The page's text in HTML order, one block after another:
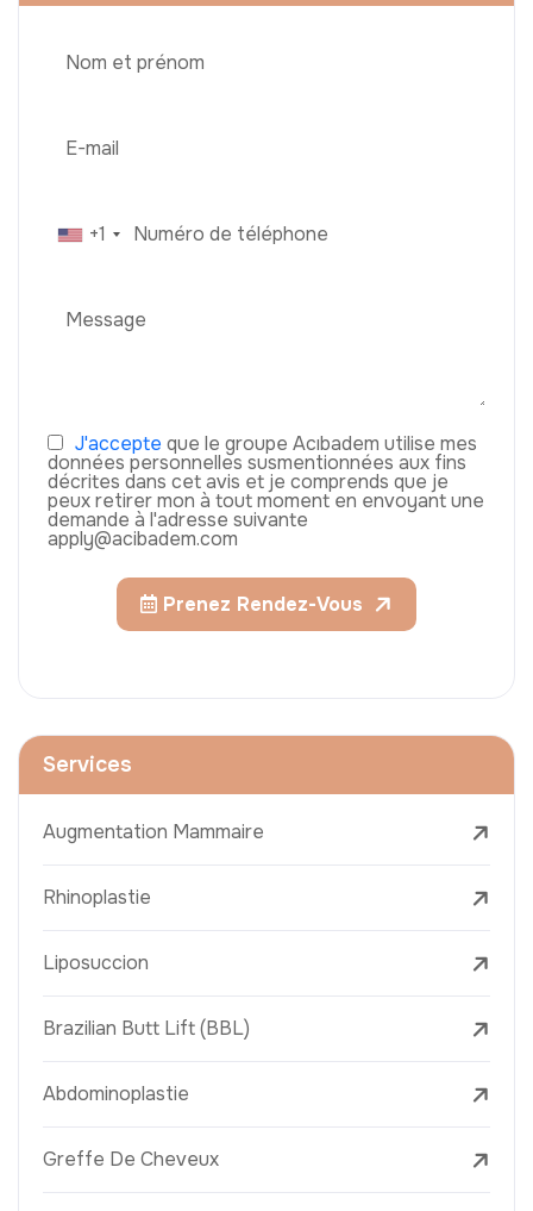
+1
J'accepte que le groupe Acıbadem utilise mes
données personnelles susmentionnées aux fins
décrites dans cet avis et je comprends que je
peux retirer mon à tout moment en envoyant une
demande à l'adresse suivante
apply@acibadem.com
Prenez Rendez-Vous
Services
Augmentation Mammaire
Rhinoplastie
Liposuccion
Brazilian Butt Lift (BBL)
Abdominoplastie
Greffe De Cheveux